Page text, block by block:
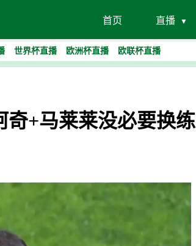
首页 直播
世界杯直播 欧洲杯直播 欧联杯直播
奇+马莱莱没必要换练